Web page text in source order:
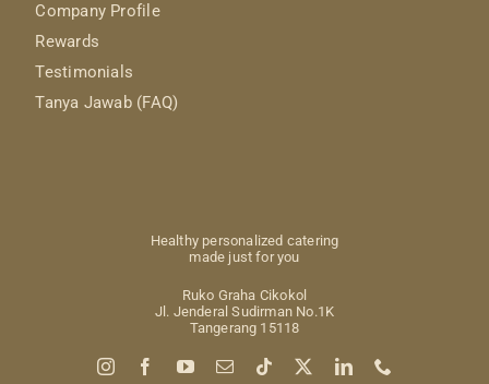
Company Profile
Rewards
Testimonials
Tanya Jawab (FAQ)
Healthy personalized catering
made just for you
Ruko Graha Cikokol
Jl. Jenderal Sudirman No.1K
Tangerang 15118